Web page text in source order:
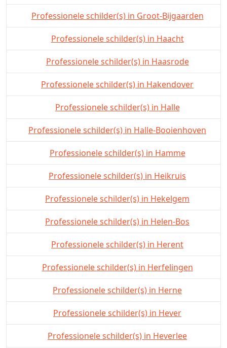
Professionele schilder(s) in Groot-Bijgaarden
Professionele schilder(s) in Haacht
Professionele schilder(s) in Haasrode
Professionele schilder(s) in Hakendover
Professionele schilder(s) in Halle
Professionele schilder(s) in Halle-Booienhoven
Professionele schilder(s) in Hamme
Professionele schilder(s) in Heikruis
Professionele schilder(s) in Hekelgem
Professionele schilder(s) in Helen-Bos
Professionele schilder(s) in Herent
Professionele schilder(s) in Herfelingen
Professionele schilder(s) in Herne
Professionele schilder(s) in Hever
Professionele schilder(s) in Heverlee